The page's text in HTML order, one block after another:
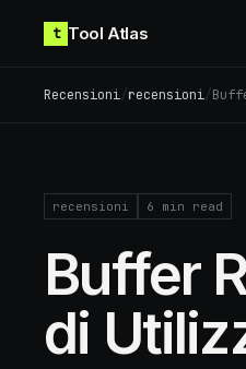
t Tool Atlas
Recensioni/recensioni/
recensioni 6 min read
Buffer
di